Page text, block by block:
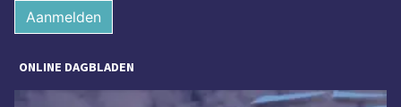
Aanmelden
ONLINE DAGBLADEN